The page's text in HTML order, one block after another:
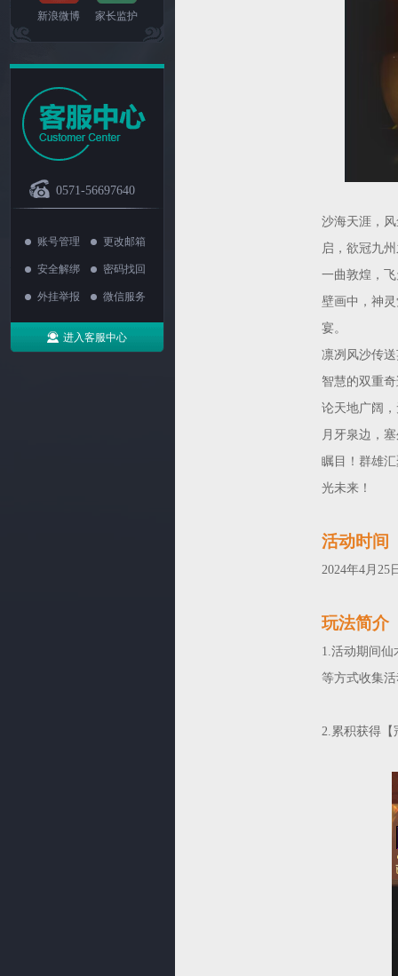
新浪微博 家长监护
0571-56697640
账号管理 更改邮箱
安全解绑 密码找回
外挂举报 微信服务
进入客服中心
沙海天涯，
启，欲冠九
一曲敦煌，
壁画中，神
宴。
凛冽风沙传
智慧的双重
论天地广阔
月牙泉边，
瞩目！群雄
光未来！
活动时间
2024年4月25
玩法简介
1.活动期间
等方式收集
2.累积获得【